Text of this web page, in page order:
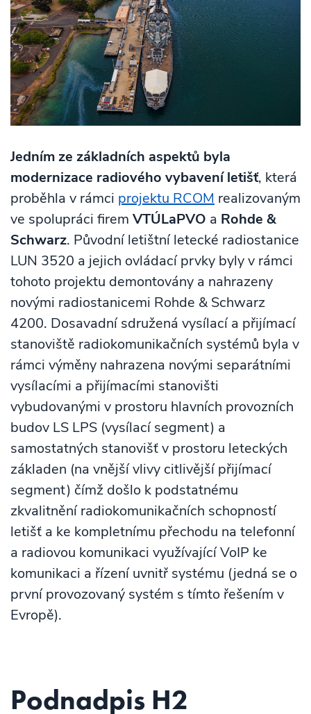
Jedním ze základních aspektů byla
modernizace radiového vybavení letišť, která
proběhla v rámci projektu RCOM realizovaným
ve spolupráci firem VTÚLaPVO a Rohde &
Schwarz. Původní letištní letecké radiostanice
LUN 3520 a jejich ovládací prvky byly v rámci
tohoto projektu demontovány a nahrazeny
novými radiostanicemi Rohde & Schwarz
4200. Dosavadní sdružená vysílací a přijímací
stanoviště radiokomunikačních systémů byla v
rámci výměny nahrazena novými separátními
vysílacími a přijímacími stanovišti
vybudovanými v prostoru hlavních provozních
budov LS LPS (vysílací segment) a
samostatných stanovišť v prostoru leteckých
základen (na vnější vlivy citlivější přijímací
segment) čímž došlo k podstatnému
zkvalitnění radiokomunikačních schopností
letišť a ke kompletnímu přechodu na telefonní
a radiovou komunikaci využívající VoIP ke
komunikaci a řízení uvnitř systému (jedná se o
první provozovaný systém s tímto řešením v
Evropě).
Podnadpis H2